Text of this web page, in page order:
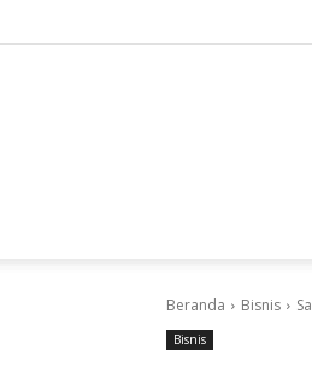
Beranda Bisnis
Bisnis